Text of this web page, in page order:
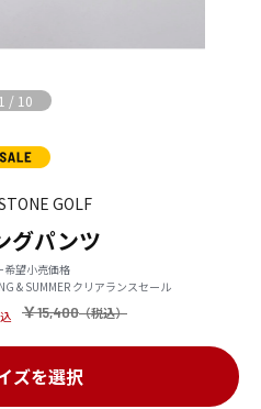
1 / 10
GOLF
グパンツ
希望小売価格
& SUMMER クリアランスセール
￥15,400
ズを選択